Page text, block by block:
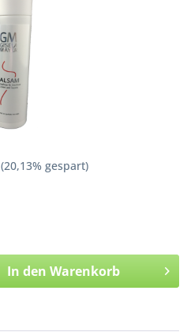
(20,13% gespart)
In den Warenkorb